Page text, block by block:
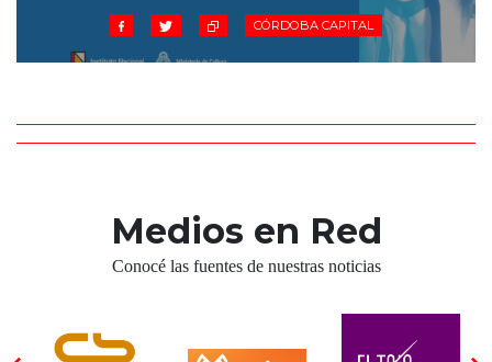
CÓRDOBA CAPITAL
Medios en Red
Conocé las fuentes de nuestras noticias